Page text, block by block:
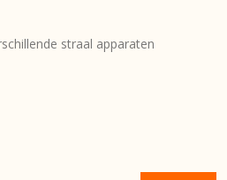
straal apparaten